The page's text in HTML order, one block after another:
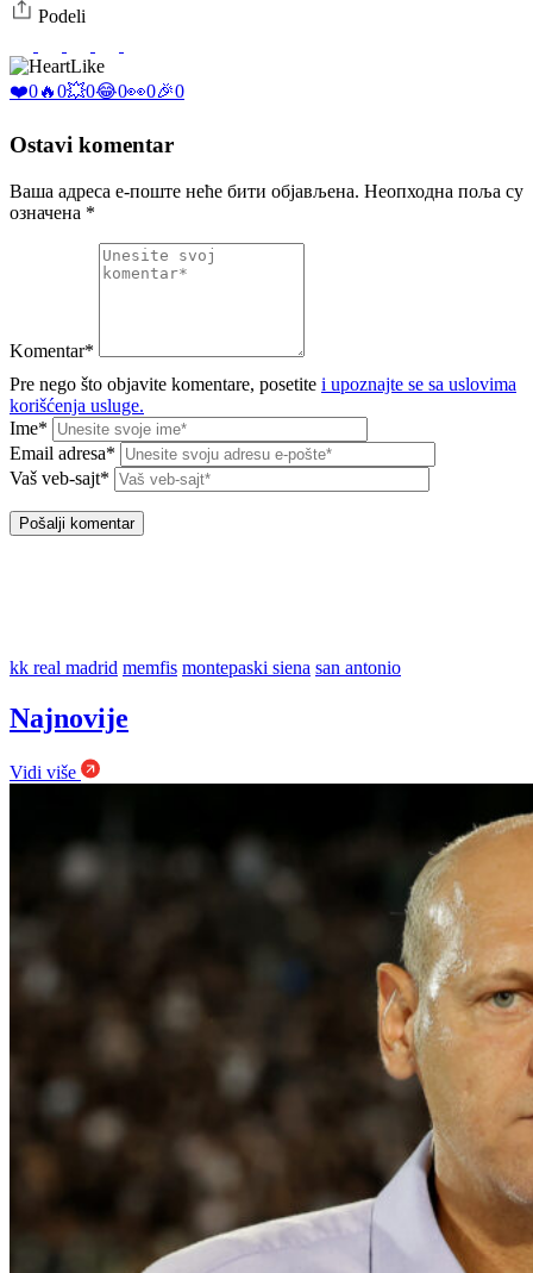
Podeli
Like
❤️0🔥0💥0😂0👀0🎉0
Ostavi komentar
Ваша адреса е-поште неће бити објављена. Неопходна поља су
означена *
Komentar*
Pre nego što objavite komentare, posetite i upoznajte se sa uslovima
korišćenja usluge.
Ime*
Email adresa*
Vaš veb-sajt*
kk real madrid memfis montepaski siena san antonio
Najnovije
Vidi više